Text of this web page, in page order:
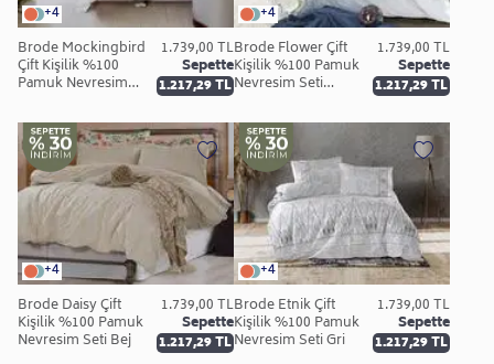
+4
Brode Mockingbird
Çift Kişilik %100
Pamuk Nevresim
1.739,00 TL
Sepette
1.217,29 TL
+4
Brode Flower Çift
Kişilik %100 Pamuk
Nevresim Seti
1.739,00 TL
Sepette
1.217,29 TL
+4
Brode Daisy Çift
Kişilik %100 Pamuk
Nevresim Seti Bej
1.739,00 TL
Sepette
1.217,29 TL
+4
Brode Etnik Çift
Kişilik %100 Pamuk
Nevresim Seti Gri
1.739,00 TL
Sepette
1.217,29 TL